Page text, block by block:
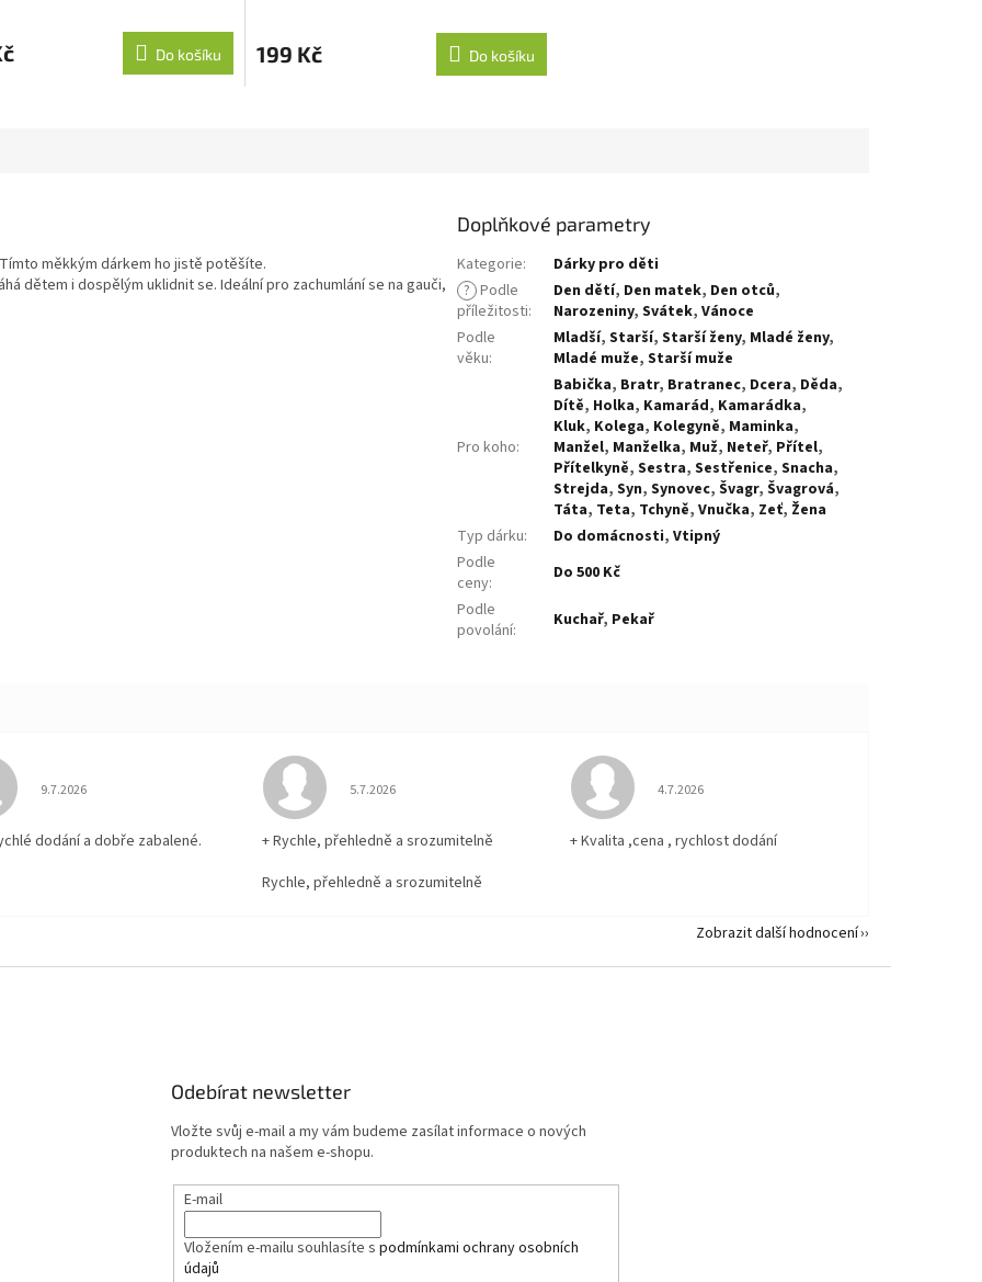
Do košíku 199 Kč Do košíku
měkkým dárkem ho jistě potěšíte.
dětem i dospělým uklidnit se. Ideální pro zachumlání se na gauči,
Doplňkové parametry
Kategorie:
Dárky pro děti
? Podle
příležitosti:
Den dětí, Den matek, Den otců,
Narozeniny,Svátek,Vánoce
Podle
věku:
Mladší,Starší,Starší ženy, Mladé ženy,
Mladé muže,Starší muže
Pro koho:
Babička, Bratr, Bratranec, Dcera, Děda,
Dítě, Holka, Kamarád, Kamarádka,
Kluk, Kolega, Kolegyně, Maminka,
Manžel, Manželka, Muž, Neteř, Přítel,
Přítelkyně,Sestra,Sestřenice,Snacha,
Strejda,Syn,Synovec,Švagr,Švagrová,
Táta, Teta, Tchyně,Vnučka, Zeť, Žena
Typ dárku: Do domácnosti,Vtipný
Podle
ceny:
Do 500 Kč
Podle
povolání: Kuchař, Pekař
Hodnocení obchodu je 5 z 5 hvězdiček.
9.7.2026
dodání a dobře zabalené.
Hodnocení obchodu je 5 z 5 hvězdiček.
5.7.2026
+ Rychle, přehledně a srozumitelně
Rychle, přehledně a srozumitelně
Hodnocení obchodu je 5 z 5 hvězdiček.
4.7.2026
+ Kvalita ,cena , rychlost dodání
Zobrazit další hodnocení
Odebírat newsletter
Vložte svůj e-mail a my vám budeme zasílat informace o nových
produktech na našem e-shopu.
E-mail
Vložením e-mailu souhlasíte s podmínkami ochrany osobních
údajů